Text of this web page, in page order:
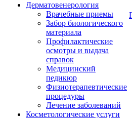
Дерматовенерология
Врачебные приемы
Забор биологического
материала
Профилактические
осмотры и выдача
справок
Медицинский
педикюр
Физиотерапевтические
процедуры
Лечение заболеваний
Косметологические услуги